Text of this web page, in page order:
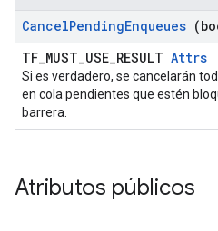
CancelPendingEnqueues
TF_MUST_USE_RESULT Attrs
Si es verdadero, se cancelarán
en cola pendientes que estén
barrera.
Atributos públicos